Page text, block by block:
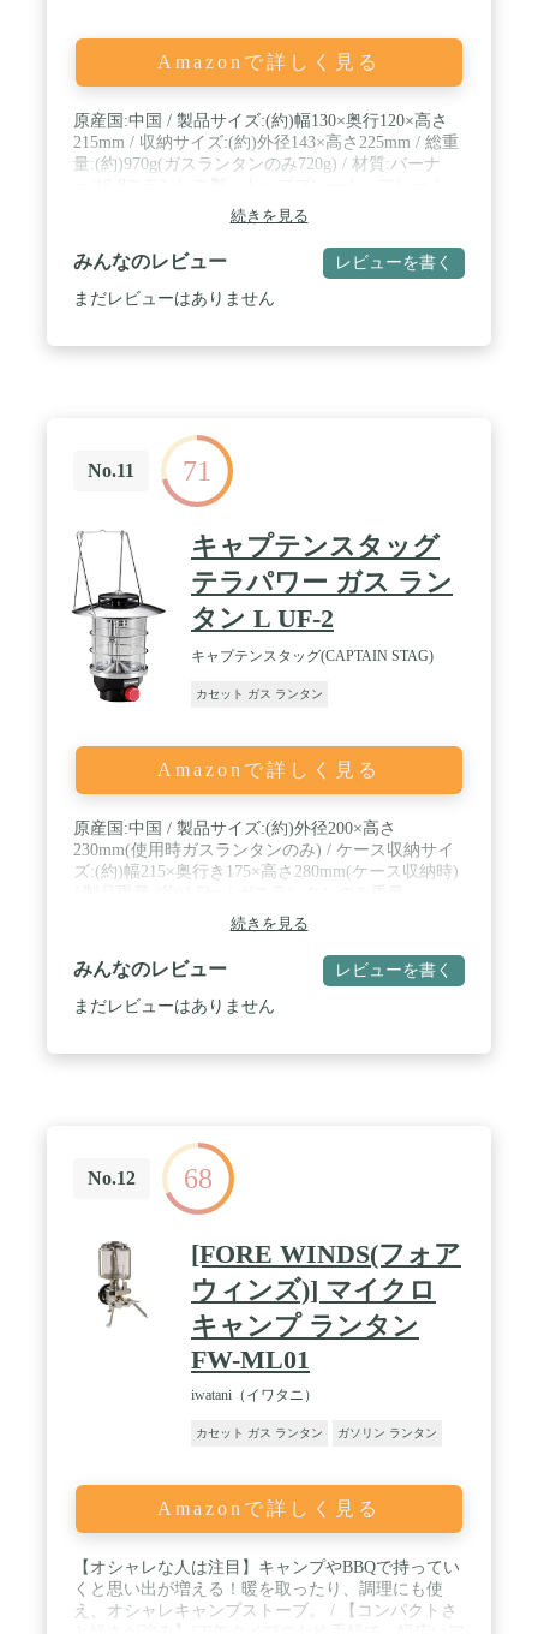
Amazonで詳しく見る
原産国:中国 / 製品サイズ:(約)幅130×奥行120×高さ
215mm / 収納サイズ:(約)外径143×高さ225mm / 総重
量:(約)970g(ガスランタンのみ720g) / 材質:バーナ
フレームプレート/ステンレス鋼、器具せん/真鍮、
ケース/ポリプロピレン / 点火方式:圧電点火方式 / ガ
ス消費量:(約)120g/h / 照度:(約)800ルクス(測定値
50cm)白熱電球150W相当(点火から3分後の最高照度)
続きを見る
みんなのレビュー レビューを書く
まだレビューはありません
No.11 71
キャプテンスタッグ
テラパワー ガス ラン
タン L UF-2
キャプテンスタッグ(CAPTAIN STAG)
カセット ガス ランタン
Amazonで詳しく見る
原産国:中国 / 製品サイズ:(約)外径200×高さ
230mm(使用時ガスランタンのみ) / ケース収納サイ
ズ:(約)幅215×奥行き175×高さ280mm(ケース収納時)
(約)1.1kg / 点火方式:圧電点火方式 / 発光方式:マント
ル発光式 / 照度(明るさ):(約)1400ルクス(白熱電球
280W相当)(点火から3分後の最高照度)、1150ルクス
(白熱電球230W相当)(点火から30分後の平均照度) /
ガス消費量:(約)100g/h / 燃焼時間:(約)2時間40分-3時
損害・事故などにつきましては、一切責任を負いか
ねますので予めご了承ください
続きを見る
みんなのレビュー レビューを書く
まだレビューはありません
No.12 68
[FORE WINDS(フォア
ウィンズ)] マイクロ
キャンプ ランタン
FW-ML01
iwatani（イワタニ）
カセット ガス ランタン ガソリン ランタン
Amazonで詳しく見る
【オシャレな人は注目】キャンプやBBQで持ってい
くと思い出が増える！暖を取ったり、調理にも使
え、オシャレキャンプストーブ。 / 【コンパクトさ